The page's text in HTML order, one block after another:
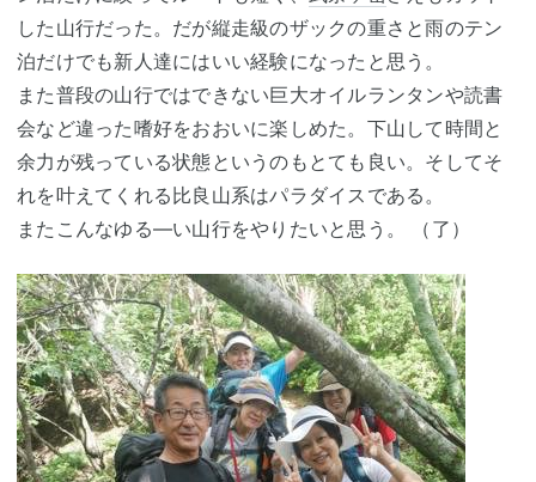
した山行だった。だが縦走級のザックの重さと雨のテン
泊だけでも新人達にはいい経験になったと思う。
また普段の山行ではできない巨大オイルランタンや読書
会など違った嗜好をおおいに楽しめた。下山して時間と
余力が残っている状態というのもとても良い。そしてそ
れを叶えてくれる比良山系はパラダイスである。
またこんなゆる―い山行をやりたいと思う。 （了）